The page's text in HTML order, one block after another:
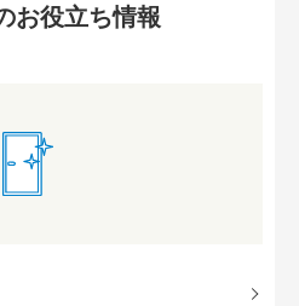
お役立ち情報